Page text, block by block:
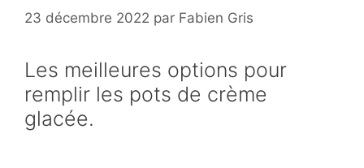
23 décembre 2022 par Fabien Gris
Les meilleures options pour
remplir les pots de crème
glacée.